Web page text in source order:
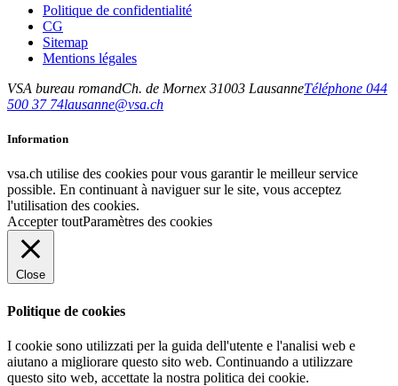
Politique de confidentialité
CG
Sitemap
Mentions légales
VSA bureau romandCh. de Mornex 31003 LausanneTéléphone 044
500 37 74lausanne@vsa.ch
Information
vsa.ch utilise des cookies pour vous garantir le meilleur service
possible. En continuant à naviguer sur le site, vous acceptez
l'utilisation des cookies.
Accepter toutParamètres des cookies
Close
Politique de cookies
I cookie sono utilizzati per la guida dell'utente e l'analisi web e
aiutano a migliorare questo sito web. Continuando a utilizzare
questo sito web, accettate la nostra politica dei cookie.